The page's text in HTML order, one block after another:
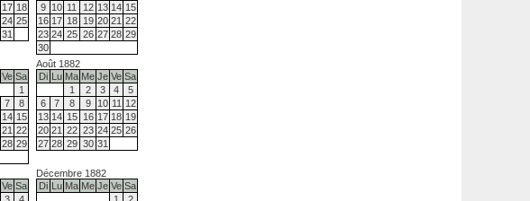
17 18
24 25
31
9 10 11 12 13 14 15
16 17 18 19 20 21 22
23 24 25 26 27 28 29
30
Ve Sa
1
7
8
14 15
21 22
28 29
Août 1882
Di Lu Ma Me Je Ve Sa
1
2 3 4
5
6
7 8 9 10 11 12
13 14 15 16 17 18 19
20 21 22 23 24 25 26
27 28 29 30 31
Ve Sa
Décembre 1882
Di Lu Ma Me Je Ve Sa